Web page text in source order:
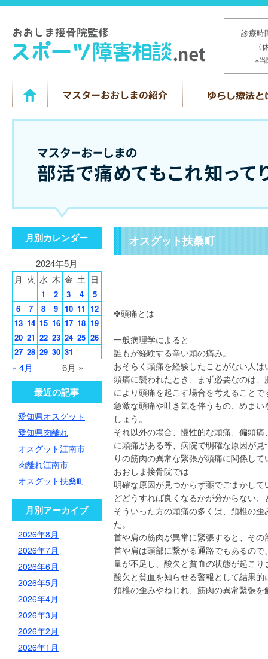
診療
※
オスグット扶桑町
✤頭痛とは
一般病理学によると
誰もが経験する辛い頭の痛み。
おそらく頭痛を経験したことがない人
頭痛に襲われたとき、まず必要なのは
により頭痛を起こす場合を考えることで
急激な頭痛や吐き気を伴うもの、めま
しょう。
それ以外の場合、慢性的な頭痛、偏頭
に頭痛がある等、病院で明確な原因が
りの筋肉の異常な緊張が頭痛に関係して
おおしま接骨院では
明確な原因が見つからず薬でごまかし
どどうすれば良くなるかが分からない
そういった方の頭痛の多くは、頚椎の
た。
首や肩の筋肉が異常に緊張すると、そ
首や肩は頭部に繋がる通路でもあるの
量が不足し、酸欠と貧血の状態が起こり
酸欠と貧血を知らせる警報として結果
頚椎の歪みやねじれ、筋肉の異常緊張
月別カレンダー
2024年5月
月 火 水 木 金 土 日
« 4月 6月 »
1 2 3 4
5
6
7 8 9 10 11 12
13 14 15 16 17 18 19
20 21 22 23 24 25 26
27 28 29 30 31
最近の記事
愛知県オスグット
愛知県肉離れ
オスグット江南市
肉離れ江南市
オスグット扶桑町
月別アーカイブ
2026年8月
2026年7月
2026年6月
2026年5月
2026年4月
2026年3月
2026年2月
2026年1月